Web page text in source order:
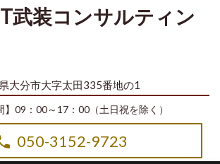
武装コンサルティン
大分市大字太田335番地の1
】09：00～17：00（土日祝を除く）
050-3152-9723